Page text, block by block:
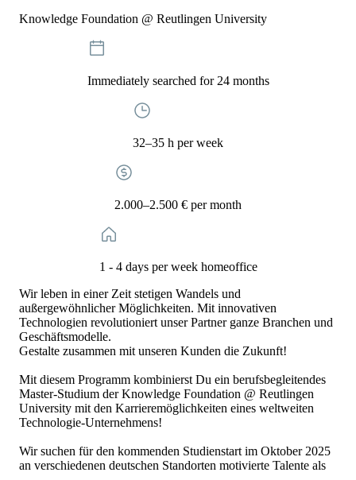
Knowledge Foundation @ Reutlingen University
Immediately searched for 24 months
32–35 h per week
2.000–2.500 € per month
1 - 4 days per week homeoffice
Wir leben in einer Zeit stetigen Wandels und
außergewöhnlicher Möglichkeiten. Mit innovativen
Technologien revolutioniert unser Partner ganze Branchen und
Geschäftsmodelle.
Gestalte zusammen mit unseren Kunden die Zukunft!
Mit diesem Programm kombinierst Du ein berufsbegleitendes
Master-Studium der Knowledge Foundation @ Reutlingen
University mit den Karrieremöglichkeiten eines weltweiten
Technologie-Unternehmens!
Wir suchen für den kommenden Studienstart im Oktober 2025
an verschiedenen deutschen Standorten motivierte Talente als